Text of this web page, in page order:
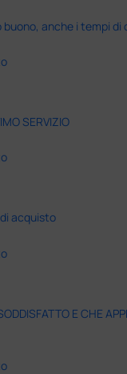
buono, anche i tempi di
SERVIZIO
acquisto
E CHE